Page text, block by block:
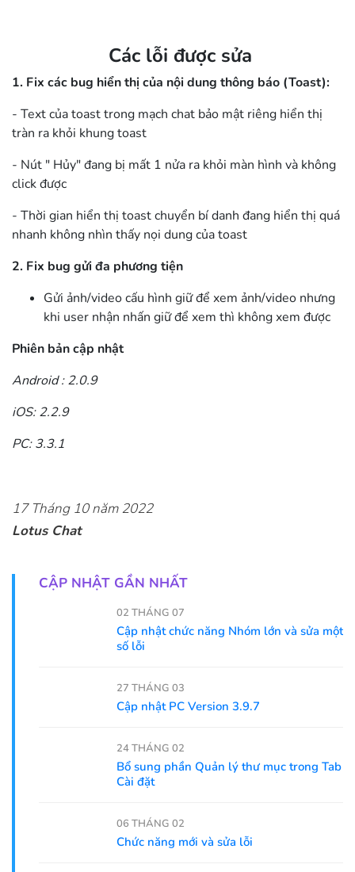
Các lỗi được sửa
1. Fix các bug hiển thị của nội dung thông báo (Toast):
- Text của toast trong mạch chat bảo mật riêng hiển thị
tràn ra khỏi khung toast
- Nút " Hủy" đang bị mất 1 nửa ra khỏi màn hình và không
click được
- Thời gian hiển thị toast chuyển bí danh đang hiển thị quá
nhanh không nhìn thấy nọi dung của toast
2. Fix bug gửi đa phương tiện
Gửi ảnh/video cấu hình giữ để xem ảnh/video nhưng
khi user nhận nhấn giữ để xem thì không xem được
Phiên bản cập nhật
Android : 2.0.9
iOS: 2.2.9
PC: 3.3.1
17 Tháng 10 năm 2022
Lotus Chat
CẬP NHẬT GẦN NHẤT
02 THÁNG 07
Cập nhật chức năng Nhóm lớn và sửa một
số lỗi
27 THÁNG 03
Cập nhật PC Version 3.9.7
24 THÁNG 02
Bổ sung phần Quản lý thư mục trong Tab
Cài đặt
06 THÁNG 02
Chức năng mới và sửa lỗi